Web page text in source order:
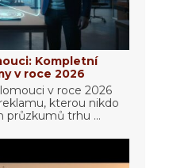
Kompletní
v roce 2026
v roce 2026
kterou nikdo
průzkumů trhu ...